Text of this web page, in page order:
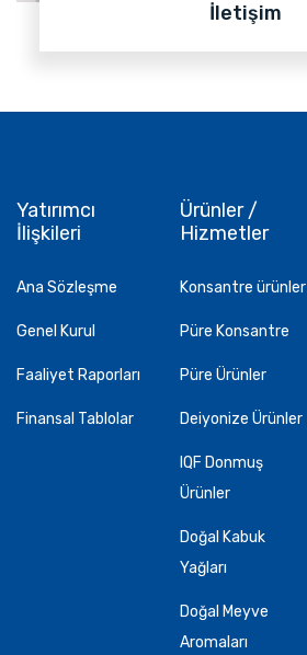
İletişim
Yatırımcı
İlişkileri
Ana Sözleşme
Genel Kurul
Faaliyet Raporları
Finansal Tablolar
Ürünler /
Hizmetler
Konsantre ürünler
Püre Konsantre
Püre Ürünler
Deiyonize Ürünler
IQF Donmuş
Ürünler
Doğal Kabuk
Yağları
Doğal Meyve
Aromaları